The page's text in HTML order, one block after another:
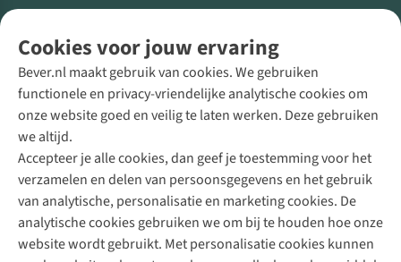
Cookies voor jouw ervaring
Bever.nl maakt gebruik van cookies. We gebruiken
functionele en privacy-vriendelijke analytische cookies om
onze website goed en veilig te laten werken. Deze gebruiken
we altijd.
Accepteer je alle cookies, dan geef je toestemming voor het
verzamelen en delen van persoonsgegevens en het gebruik
van analytische, personalisatie en marketing cookies. De
analytische cookies gebruiken we om bij te houden hoe onze
website wordt gebruikt. Met personalisatie cookies kunnen
Direct advies van een Buitenexpert
+31 (0)85 888 50 88
+31 6 12 28 49 80
Contactformulier